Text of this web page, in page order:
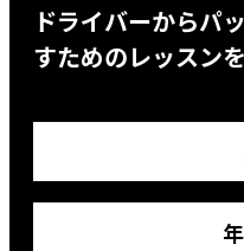
ドライバーからパ
すためのレッスン